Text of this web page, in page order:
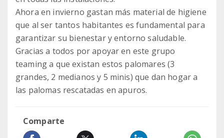
Ahora en invierno gastan más material de higiene
que al ser tantos habitantes es fundamental para
garantizar su bienestar y entorno saludable.
Gracias a todos por apoyar en este grupo
teaming a que existan estos palomares (3
grandes, 2 medianos y 5 minis) que dan hogar a
las palomas rescatadas en apuros.
Comparte